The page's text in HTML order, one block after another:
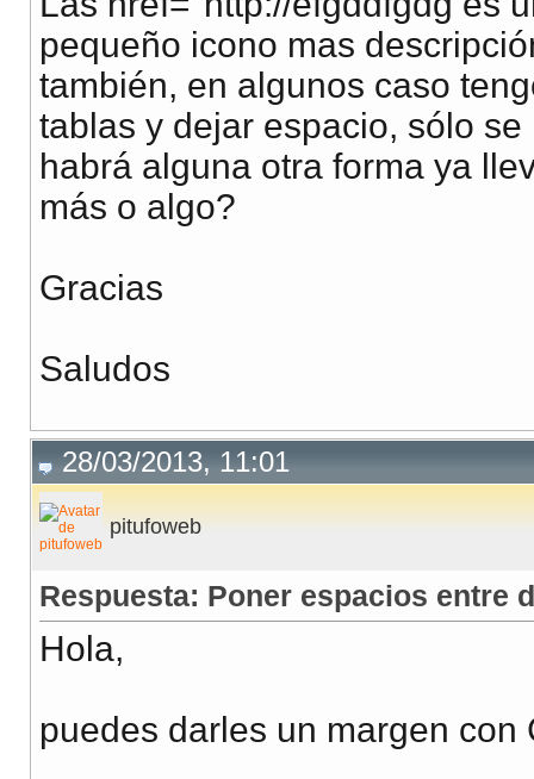
pequeño icono mas
también, en algunos caso
tablas y dejar espacio, sólo
habrá alguna otra forma ya
más o algo?
Gracias
Saludos
28/03/2013, 11:01
pitufoweb
Respuesta: Poner espacios entre
Hola,
puedes darles un margen con